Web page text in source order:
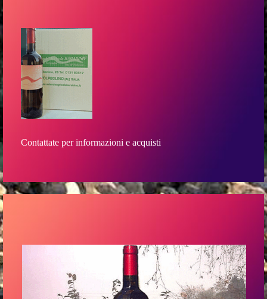
Contattate per informazioni e acquisti